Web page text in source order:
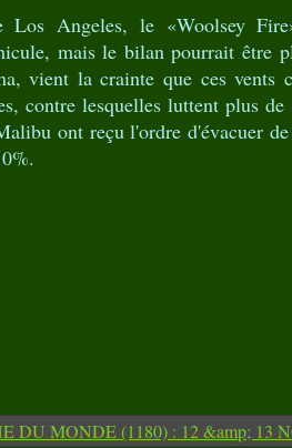
Los Angeles, le «Woolsey
mais le bilan pourrait être
vient la crainte que ces vents
contre lesquelles luttent plus
ont reçu l'ordre d'évacuer